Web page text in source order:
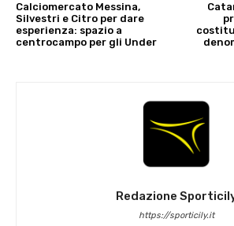
Calciomercato Messina,
Silvestri e Citro per dare
esperienza: spazio a
centrocampo per gli Under
Redazione
https://sporticily.it